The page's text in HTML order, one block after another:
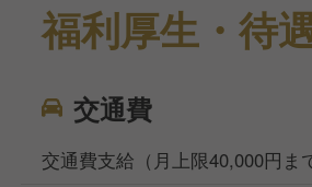
福利厚生・待
交通費
交通費支給（月上限40,000円ま